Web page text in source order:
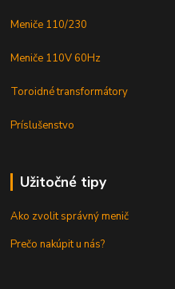
Meniče 110/230
Meniče 110V 60Hz
Toroidné transformátory
Príslušenstvo
Užitočné tipy
Ako zvolit správný menič
Prečo nakúpit u nás?